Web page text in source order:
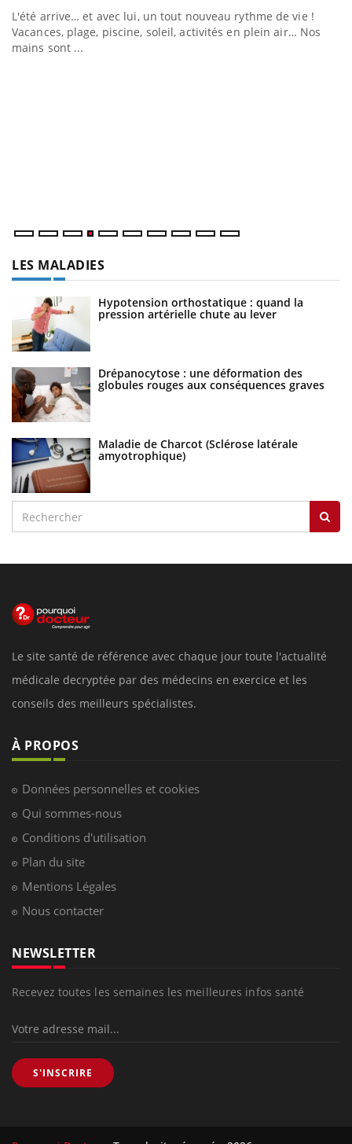
L'été arrive… et avec lui, un tout nouveau rythme de vie !
Vacances, plage, piscine, soleil, activités en plein air… Nos
mains sont ...
LES MALADIES
Hypotension orthostatique : quand la
pression artérielle chute au lever
Drépanocytose : une déformation des
globules rouges aux conséquences graves
Maladie de Charcot (Sclérose latérale
amyotrophique)
Le site santé de référence avec chaque jour toute l'actualité
médicale decryptée par des médecins en exercice et les
conseils des meilleurs spécialistes.
À PROPOS
Données personnelles et cookies
Qui sommes-nous
Conditions d'utilisation
Plan du site
Mentions Légales
Nous contacter
NEWSLETTER
Recevez toutes les semaines les meilleures infos santé
S'INSCRIRE